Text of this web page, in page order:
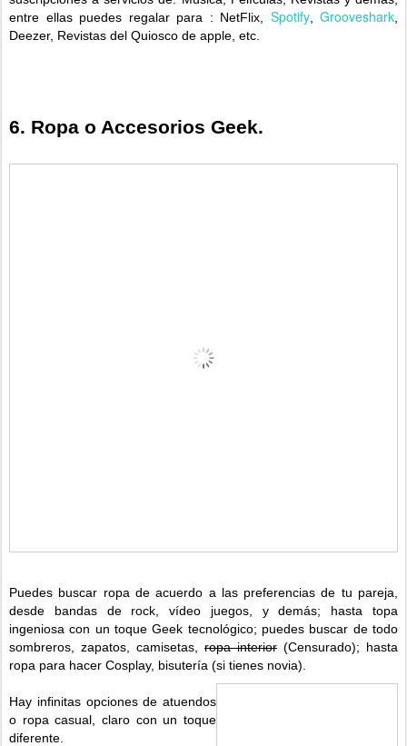
entre ellas puedes regalar para : NetFlix, Spotify, Grooveshark,
Deezer, Revistas del Quiosco de apple, etc.
6. Ropa o Accesorios Geek.
Puedes buscar ropa de acuerdo a las preferencias de tu pareja,
desde bandas de rock, vídeo juegos, y demás; hasta topa
ingeniosa con un toque Geek tecnológico; puedes buscar de todo
sombreros, zapatos, camisetas, ropa interior (Censurado); hasta
ropa para hacer Cosplay, bisutería (si tienes novia).
Hay infinitas opciones de atuendos
o ropa casual, claro con un toque
diferente.